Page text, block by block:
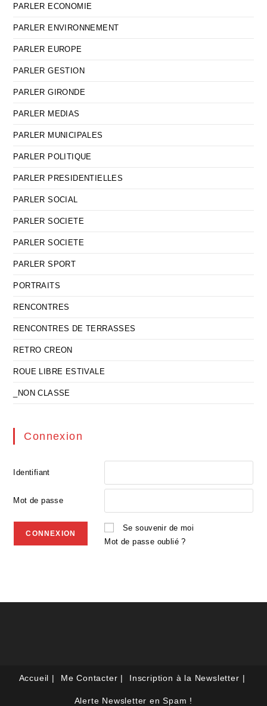
PARLER ECONOMIE
PARLER ENVIRONNEMENT
PARLER EUROPE
PARLER GESTION
PARLER GIRONDE
PARLER MEDIAS
PARLER MUNICIPALES
PARLER POLITIQUE
PARLER PRESIDENTIELLES
PARLER SOCIAL
PARLER SOCIETE
PARLER SOCIETE
PARLER SPORT
PORTRAITS
RENCONTRES
RENCONTRES DE TERRASSES
RETRO CREON
ROUE LIBRE ESTIVALE
_NON CLASSE
Connexion
Identifiant
Mot de passe
Se souvenir de moi
Mot de passe oublié ?
Accueil Me Contacter Inscription à la Newsletter
Alerte Newsletter en Spam !